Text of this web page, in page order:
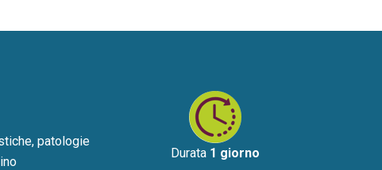
patologie
Durata 1 giorno